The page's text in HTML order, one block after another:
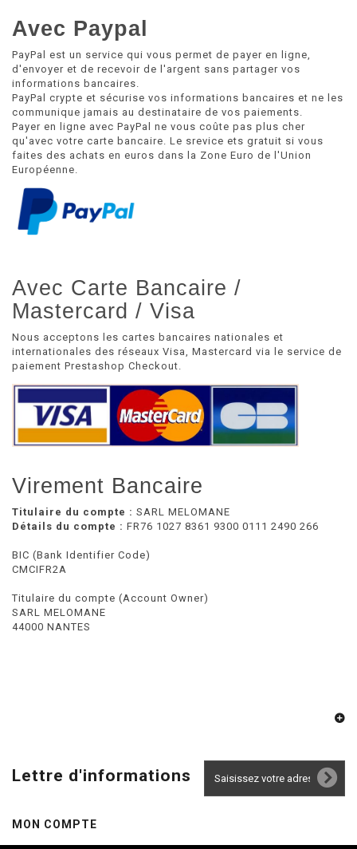
Avec Paypal
PayPal est un service qui vous permet de payer en ligne,
d'envoyer et de recevoir de l'argent sans partager vos
informations bancaires.
PayPal crypte et sécurise vos informations bancaires et ne les
communique jamais au destinataire de vos paiements.
Payer en ligne avec PayPal ne vous coûte pas plus cher
qu'avec votre carte bancaire. Le srevice ets gratuit si vous
faites des achats en euros dans la Zone Euro de l'Union
Européenne.
Avec Carte Bancaire /
Mastercard / Visa
Nous acceptons les cartes bancaires nationales et
internationales des réseaux Visa, Mastercard via le service de
paiement Prestashop Checkout.
Virement Bancaire
Titulaire du compte : SARL MELOMANE
Détails du compte : FR76 1027 8361 9300 0111 2490 266
BIC (Bank Identifier Code)
CMCIFR2A
Titulaire du compte (Account Owner)
SARL MELOMANE
44000 NANTES
Lettre d'informations
MON COMPTE